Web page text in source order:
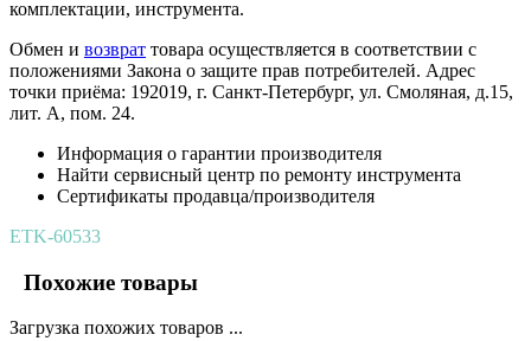
комплектации, инструмента.
Обмен и возврат товара осуществляется в соответствии с
положениями Закона о защите прав потребителей. Адрес
точки приёма: 192019, г. Санкт-Петербург, ул. Смоляная, д.15,
лит. А, пом. 24.
Информация о гарантии производителя
Найти сервисный центр по ремонту инструмента
Сертификаты продавца/производителя
ETK-60533
Похожие товары
Загрузка похожих товаров ...